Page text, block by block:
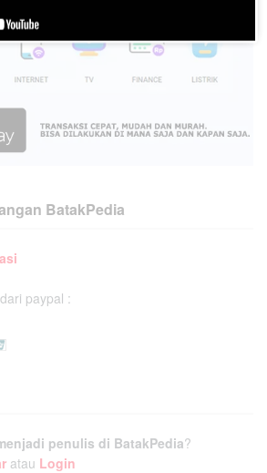
BatakPedia
paypal :
penulis di BatakPedia?
atau Login